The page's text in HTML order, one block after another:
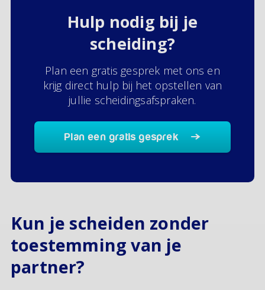
Hulp nodig bij je
scheiding?
Plan een gratis gesprek met ons en
krijg direct hulp bij het opstellen van
jullie scheidingsafspraken.
Plan een gratis gesprek
Kun je scheiden zonder
toestemming van je
partner?